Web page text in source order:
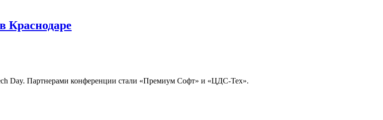
Краснодаре
Day. Партнерами конференции стали «Премиум Софт» и «ЦДС-Тех».